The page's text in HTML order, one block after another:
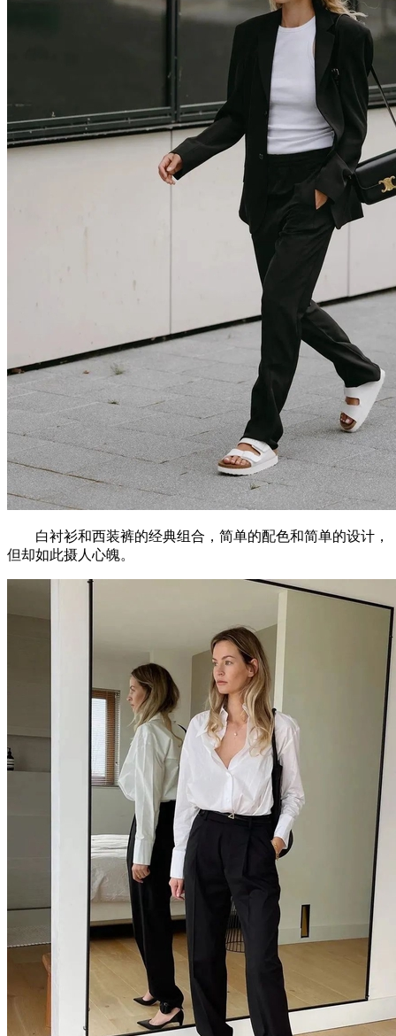
白衬衫和西装裤的经典组合，简单的配色和简单的设计，
但却如此摄人心魄。